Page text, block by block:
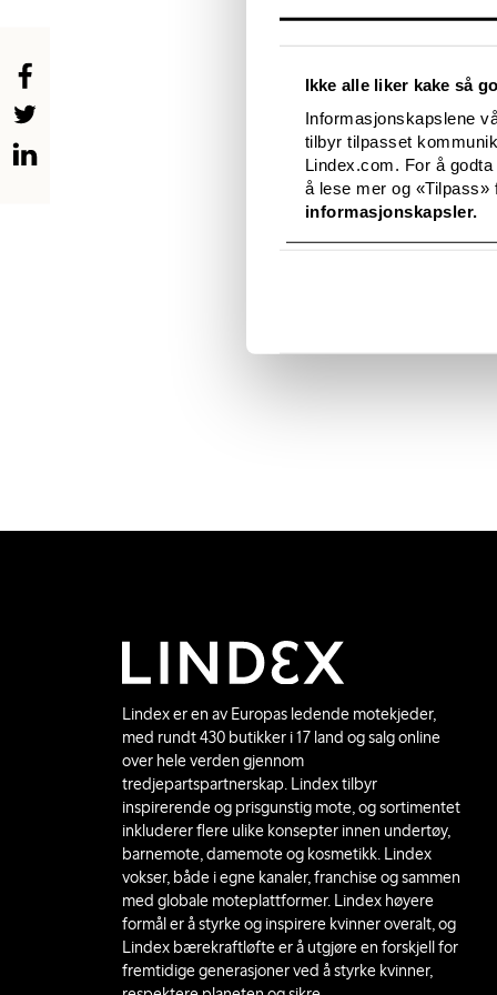
Ikke alle liker kake så
Informasjonskapslene
tilbyr tilpasset
Lindex.com. For å
å lese mer og
informasjonskapsler.
sesongens nøytrale
satengbånd og
Blant høstens
bestemorstruser, og
Dessuten
og hofteholder i 50-
Lindex er en av Europas ledende motekjeder,
med rundt 430 butikker i 17 land og salg online
over hele verden gjennom
tredjepartspartnerskap. Lindex tilbyr
inspirerende og prisgunstig mote, og sortimentet
inkluderer flere ulike konsepter innen undertøy,
barnemote, damemote og kosmetikk. Lindex
vokser, både i egne kanaler, franchise og sammen
med globale moteplattformer. Lindex høyere
formål er å styrke og inspirere kvinner overalt, og
Lindex bærekraftløfte er å utgjøre en forskjell for
fremtidige generasjoner ved å styrke kvinner,